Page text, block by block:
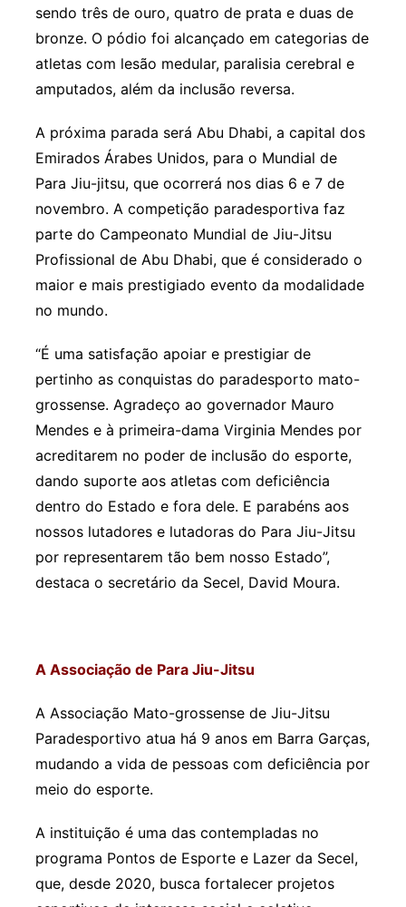
sendo três de ouro, quatro de prata e duas de
bronze. O pódio foi alcançado em categorias de
atletas com lesão medular, paralisia cerebral e
amputados, além da inclusão reversa.
A próxima parada será Abu Dhabi, a capital dos
Emirados Árabes Unidos, para o Mundial de
Para Jiu-jitsu, que ocorrerá nos dias 6 e 7 de
novembro. A competição paradesportiva faz
parte do Campeonato Mundial de Jiu-Jitsu
Profissional de Abu Dhabi, que é considerado o
maior e mais prestigiado evento da modalidade
no mundo.
“É uma satisfação apoiar e prestigiar de
pertinho as conquistas do paradesporto mato-
grossense. Agradeço ao governador Mauro
Mendes e à primeira-dama Virginia Mendes por
acreditarem no poder de inclusão do esporte,
dando suporte aos atletas com deficiência
dentro do Estado e fora dele. E parabéns aos
nossos lutadores e lutadoras do Para Jiu-Jitsu
por representarem tão bem nosso Estado”,
destaca o secretário da Secel, David Moura.
A Associação de Para Jiu-Jitsu
A Associação Mato-grossense de Jiu-Jitsu
Paradesportivo atua há 9 anos em Barra Garças,
mudando a vida de pessoas com deficiência por
meio do esporte.
A instituição é uma das contempladas no
programa Pontos de Esporte e Lazer da Secel,
que, desde 2020, busca fortalecer projetos